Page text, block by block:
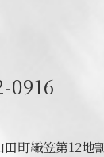
0916
町織笠第12地